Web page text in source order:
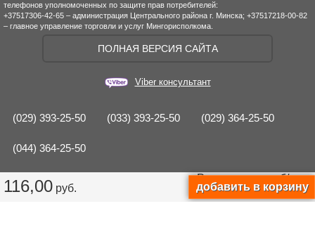
116,00 руб.
Рассрочка отруб/мес.
телефонов уполномоченных по защите прав потребителей:
+37517306-42-65 – администрация Центрального района г. Минска; +37517218-00-82
– главное управление торговли и услуг Мингорисполкома.
ПОЛНАЯ ВЕРСИЯ САЙТА
Viber консультант
(029) 393-25-50 (033) 393-25-50 (029) 364-25-50
(044) 364-25-50